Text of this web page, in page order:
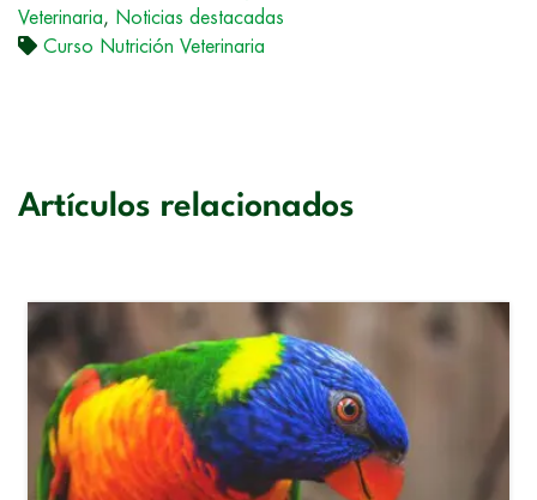
Veterinaria, Noticias destacadas
Curso Nutrición Veterinaria
Artículos relacionados